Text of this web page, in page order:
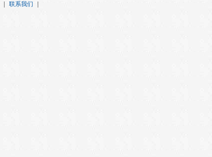
联系我们